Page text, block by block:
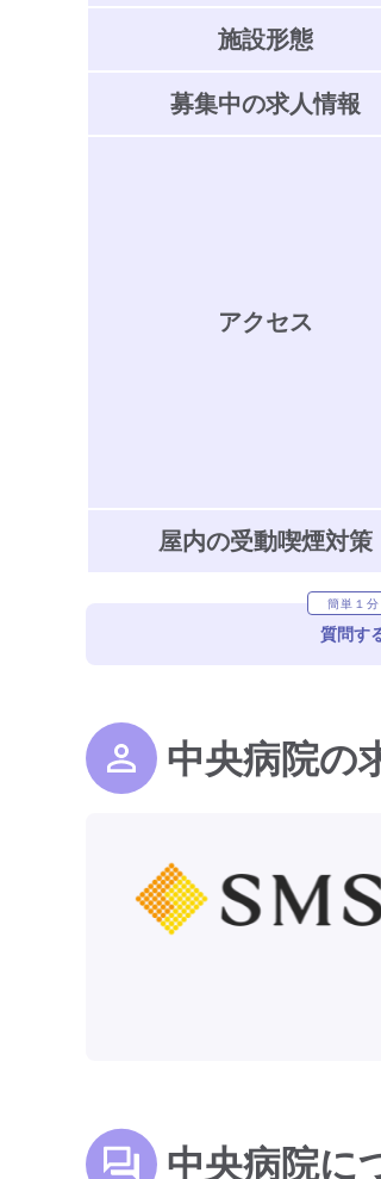
施設形態
募集中の求人情報
アクセス
屋内の受動喫煙対策
簡単１分
質問す
中央病院の
中央病院に